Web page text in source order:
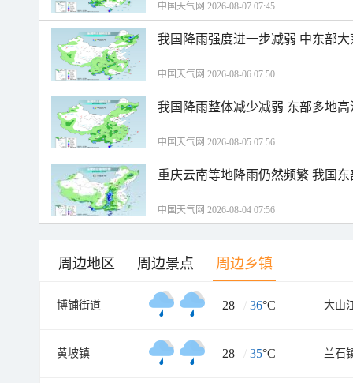
中国天气网 2026-08-07 07:45
我国降雨强度进一步减弱 中东部
中国天气网 2026-08-06 07:50
我国降雨整体减少减弱 东部多地
中国天气网 2026-08-05 07:56
重庆云南等地降雨仍然频繁 我国
中国天气网 2026-08-04 07:56
周边地区 周边景点 周边乡镇
博铺街道 28 / 36°C 大山
黄坡镇 28 / 35°C 兰石